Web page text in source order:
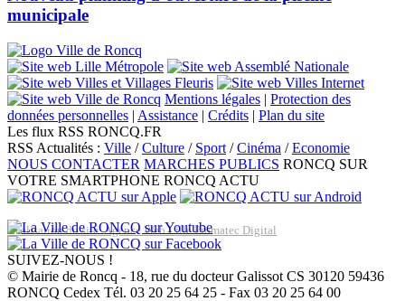
municipale
Mentions légales | Protection des
données personnelles | Assistance | Crédits | Plan du site
Les flux RSS RONCQ.FR
RSS Actualités : Ville /Culture / Sport /Cinéma /Economie
NOUS CONTACTER MARCHES PUBLICS RONCQ SUR
VOTRE SMARTPHONE RONCQ ACTU
Réalisation du site: Agence Web Lille Promatec Digital
SUIVEZ-NOUS !
© Mairie de Roncq - 18, rue du docteur Galissot CS 30120 59436
RONCQ Cedex Tél. 03 20 25 64 25 - Fax 03 20 25 64 00